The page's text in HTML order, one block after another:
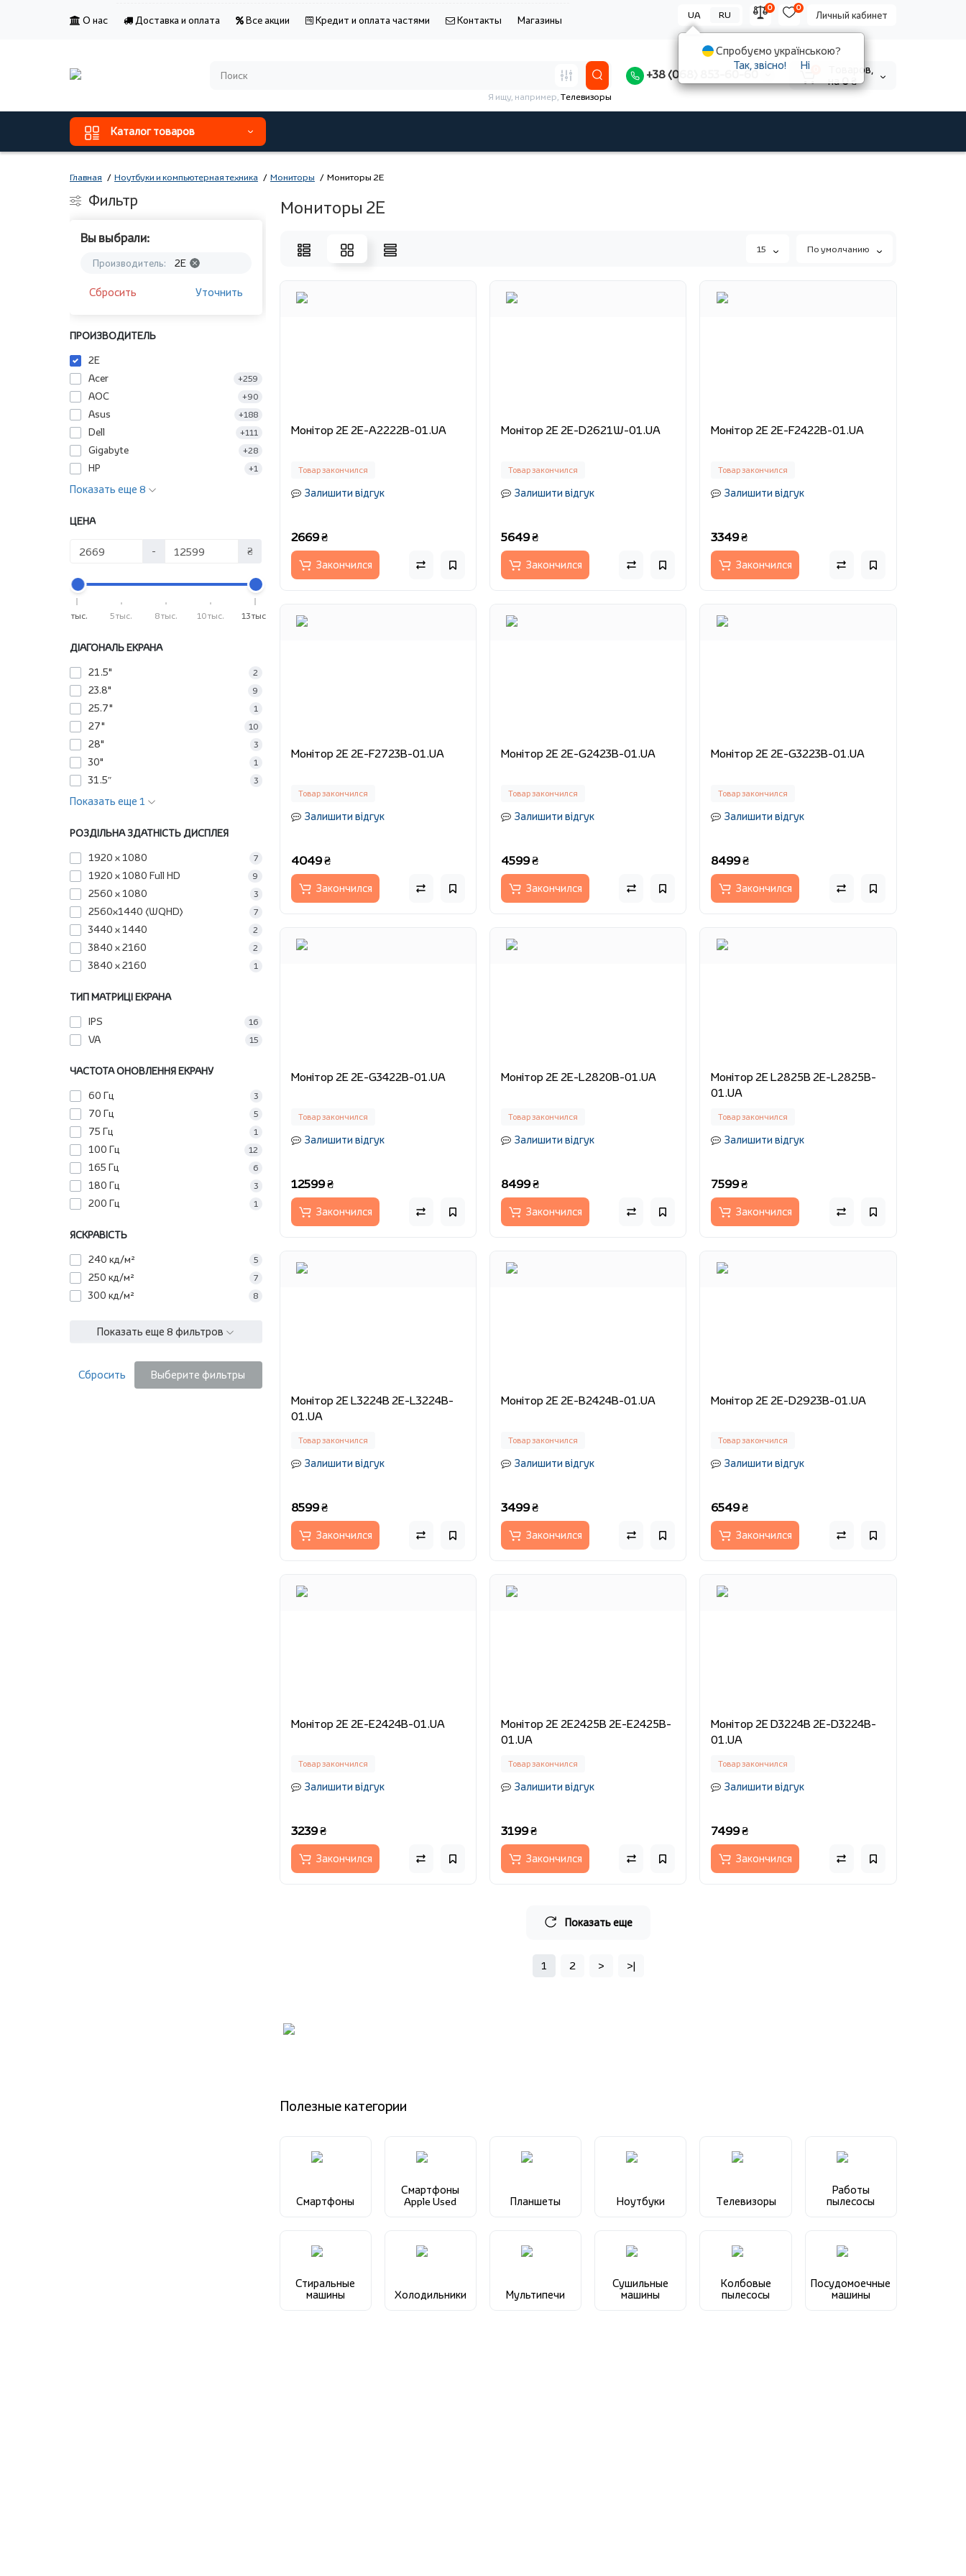
О нас Доставка и оплата Все акции Кредит и оплата частями Контакты Магазины Личный кабинет
0
0
UA RU
+38 (068) 853-60-60
Я ищу, например,Телевизоры
Tоваров,
на0 ₴
Каталог товаров
Главная Ноутбуки и компьютерная техника Мониторы Мониторы 2E
Фильтр
Вы выбрали:
Производитель: 2E
Сбросить Уточнить
ПРОИЗВОДИТЕЛЬ
2E
Acer
+259
AOC +90
Asus +188
Dell +111
Gigabyte +28
HP +1
Показать еще 8
ЦЕНА
- ₴
3 тыс. 5 тыс. 8 тыс. 10 тыс. 13 тыс.
ДІАГОНАЛЬ ЕКРАНА
21.5"
2
23.8" 9
25.7" 1
27" 10
28" 3
30" 1
31.5″ 3
Показать еще 1
РОЗДІЛЬНА ЗДАТНІСТЬ ДИСПЛЕЯ
1920 x 1080
7
1920 x 1080 Full HD 9
2560 x 1080 3
2560x1440 (WQHD) 7
3440 x 1440 2
3840 x 2160 2
3840 х 2160 1
ТИП МАТРИЦІ ЕКРАНА
IPS
16
VA 15
ЧАСТОТА ОНОВЛЕННЯ ЕКРАНУ
60 Гц
3
70 Гц 5
75 Гц 1
100 Гц 12
165 Гц 6
180 Гц 3
200 Гц 1
ЯСКРАВІСТЬ
240 кд/м²
5
250 кд/м² 7
300 кд/м² 8
Показать еще 8 фильтров
Сбросить Выберите фильтры
Мониторы 2E
15 По умолчанию
Монітор 2E 2E-A2222B-01.UA
Товар закончился
Залишити відгук
2669 ₴
Закончился
Монітор 2E 2E-D2621W-01.UA
Товар закончился
Залишити відгук
5649 ₴
Закончился
Монітор 2E 2E-F2422B-01.UA
Товар закончился
Залишити відгук
3349 ₴
Закончился
Монітор 2E 2E-F2723B-01.UA
Товар закончился
Залишити відгук
4049 ₴
Закончился
Монітор 2E 2E-G2423B-01.UA
Товар закончился
Залишити відгук
4599 ₴
Закончился
Монітор 2E 2E-G3223B-01.UA
Товар закончился
Залишити відгук
8499 ₴
Закончился
Монітор 2E 2E-G3422B-01.UA
Товар закончился
Залишити відгук
12599 ₴
Закончился
Монітор 2E 2E-L2820B-01.UA
Товар закончился
Залишити відгук
8499 ₴
Закончился
Монітор 2E L2825B 2E-L2825B-
01.UA
Товар закончился
Залишити відгук
7599 ₴
Закончился
Монітор 2E L3224B 2E-L3224B-
01.UA
Товар закончился
Залишити відгук
8599 ₴
Закончился
Монітор 2E 2E-B2424B-01.UA
Товар закончился
Залишити відгук
3499 ₴
Закончился
Монітор 2E 2E-D2923B-01.UA
Товар закончился
Залишити відгук
6549 ₴
Закончился
Монітор 2E 2E-E2424B-01.UA
Товар закончился
Залишити відгук
3239 ₴
Закончился
Монітор 2E 2E2425B 2E-E2425B-
01.UA
Товар закончился
Залишити відгук
3199 ₴
Закончился
Монітор 2E D3224B 2E-D3224B-
01.UA
Товар закончился
Залишити відгук
7499 ₴
Закончился
Показать еще
1 2 > >|
Полезные категории
Смартфоны
Смартфоны
Apple Used
Планшеты Ноутбуки Телевизоры
Работы
пылесосы
Стиральные
машины
Холодильники Мультипечи
Сушильные
машины
Колбовые
пылесосы
Посудомоечные
машины
Спробуємо українською?
Так, звісно!
Ні